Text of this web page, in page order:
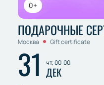
0+
ПОДАРОЧНЫЕ
Москва Gift certificate
31 чт, 00:00
ДЕК